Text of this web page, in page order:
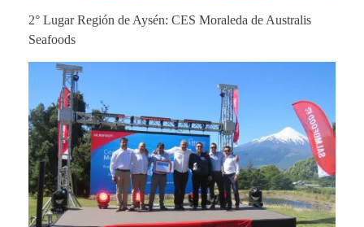
2° Lugar Región de Aysén: CES Moraleda de Australis
Seafoods